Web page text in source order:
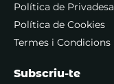
Política de Privadesa
Política de Cookies
Termes i Condicions
Subscriu-te